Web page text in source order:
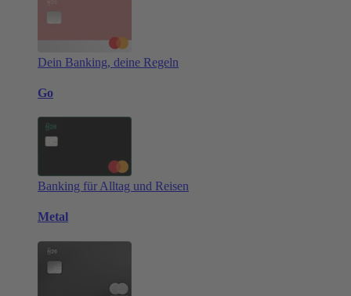
Dein Banking, deine Regeln
Go
Banking für Alltag und Reisen
Metal